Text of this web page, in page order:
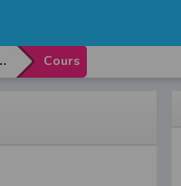
CINETIQUE Cours